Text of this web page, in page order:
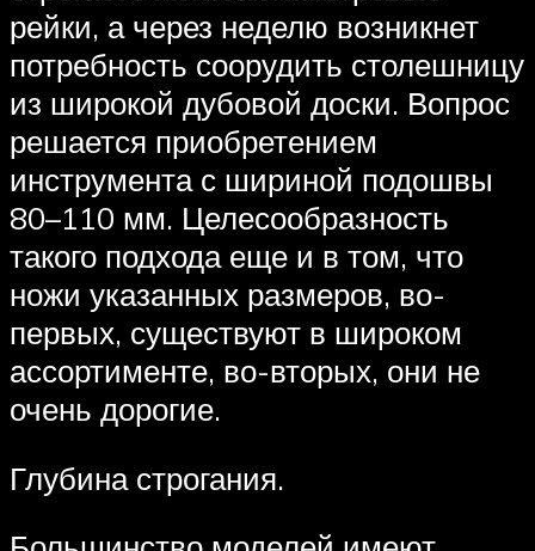
рейки, а через неделю возникнет
потребность соорудить столешницу
из широкой дубовой доски. Вопрос
решается приобретением
инструмента с шириной подошвы
80–110 мм. Целесообразность
такого подхода еще и в том, что
ножи указанных размеров, во-
первых, существуют в широком
ассортименте, во-вторых, они не
очень дорогие.
Глубина строгания.